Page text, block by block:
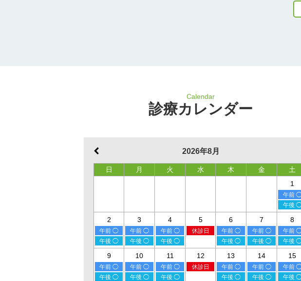
Calendar
診療カレンダー
2026年8月
日 月 火 水 木 金
土
1
午前
午後
2
午前 ◯
午後 ◯
3
午前 ◯
午後 ◯
4
午前 ◯
午後 ◯
5
休診日
6
午前 ◯
午後 ◯
7
午前 ◯
午後 ◯
8
午前
午後
9
午前 ◯
午後 ◯
10
午前 ◯
午後 ◯
11
午前 ◯
午後 ◯
12
休診日
13
午前 ◯
午後 ◯
14
午前 ◯
午後 ◯
15
午前
午後